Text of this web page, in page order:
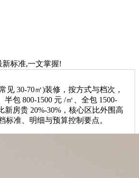
标准,一文掌握!
见 30-70㎡)装修，按方式与档次，
半包 800-1500 元 /㎡、全包 1500-
新房贵 20%-30%，核心区比外围高
标准、明细与预算控制要点。